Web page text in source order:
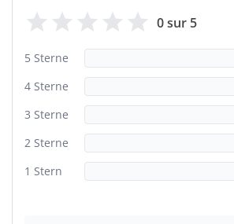
0 sur 5
5 Sterne
4 Sterne
3 Sterne
2 Sterne
1 Stern